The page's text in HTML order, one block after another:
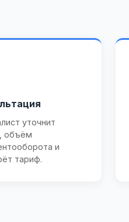
уточнит
объём
и
тариф.